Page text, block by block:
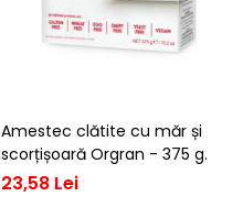
Amestec clătite cu măr și
scorțișoară Orgran - 375 g.
23,58 Lei